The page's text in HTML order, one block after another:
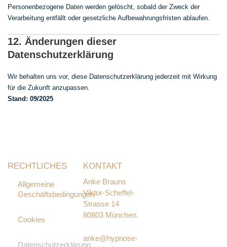
Personenbezogene Daten werden gelöscht, sobald der Zweck der
Verarbeitung entfällt oder gesetzliche Aufbewahrungsfristen ablaufen.
12. Änderungen dieser
Datenschutzerklärung
Wir behalten uns vor, diese Datenschutzerklärung jederzeit mit Wirkung
für die Zukunft anzupassen.
Stand: 09/2025
RECHTLICHES
Allgemeine
Geschäftsbedingungen
Cookies
Datenschutzerklärung
KONTAKT
Anke Brauns
Viktor-Scheffel-
Strasse 14
80803 München.
anke@hypnose-